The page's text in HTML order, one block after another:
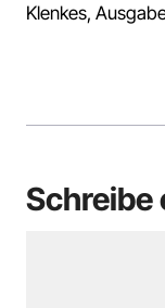
Klenkes,
Schreibe